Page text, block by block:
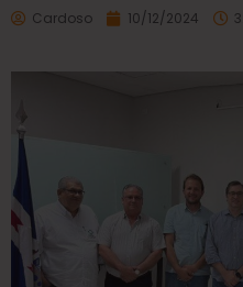
Cardoso 10/12/2024